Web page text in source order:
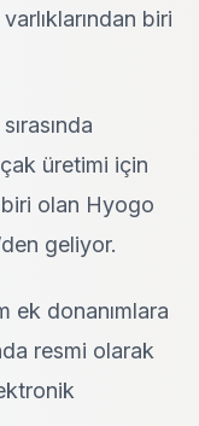
biri
üretimi için
olan Hyogo
geliyor.
ek donanımlara
resmi olarak